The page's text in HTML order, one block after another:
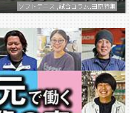
ソフトテニス ,試合コラム,田原特集